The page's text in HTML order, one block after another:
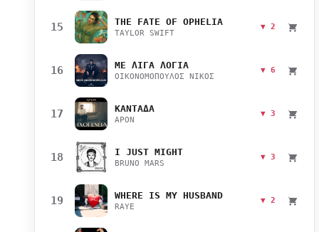
15 THE FATE OF OPHELIA
TAYLOR SWIFT
▼ 2
16 ΜΕ ΛΙΓΑ ΛΟΓΙΑ
ΟΙΚΟΝΟΜΟΠΟΥΛΟΣ ΝΙΚΟΣ
▼ 6
17 ΚΑΝΤΑΔΑ
APON
▼ 3
18 I JUST MIGHT
BRUNO MARS
▼ 3
19 WHERE IS MY HUSBAND
RAYE
▼ 2